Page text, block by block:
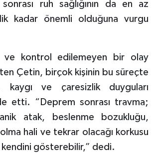
ruh sağlığının da en az
kadar önemli olduğuna vurgu
ve kontrol edilemeyen bir olay
Çetin, birçok kişinin bu süreçte
kaygı ve çaresizlik duyguları
etti. “Deprem sonrası travma;
atak, beslenme bozukluğu,
hali ve tekrar olacağı korkusu
gösterebilir,” dedi.